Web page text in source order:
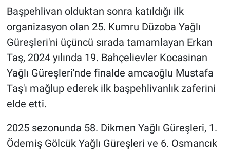
Başpehlivan olduktan sonra katıldığı ilk
organizasyon olan 25. Kumru Düzoba Yağlı
Güreşleri'ni üçüncü sırada tamamlayan Erkan
Taş, 2024 yılında 19. Bahçelievler Kocasinan
Yağlı Güreşleri'nde finalde amcaoğlu Mustafa
Taş'ı mağlup ederek ilk başpehlivanlık zaferini
elde etti.
2025 sezonunda 58. Dikmen Yağlı Güreşleri, 1.
Ödemiş Gölcük Yağlı Güreşleri ve 6. Osmancık